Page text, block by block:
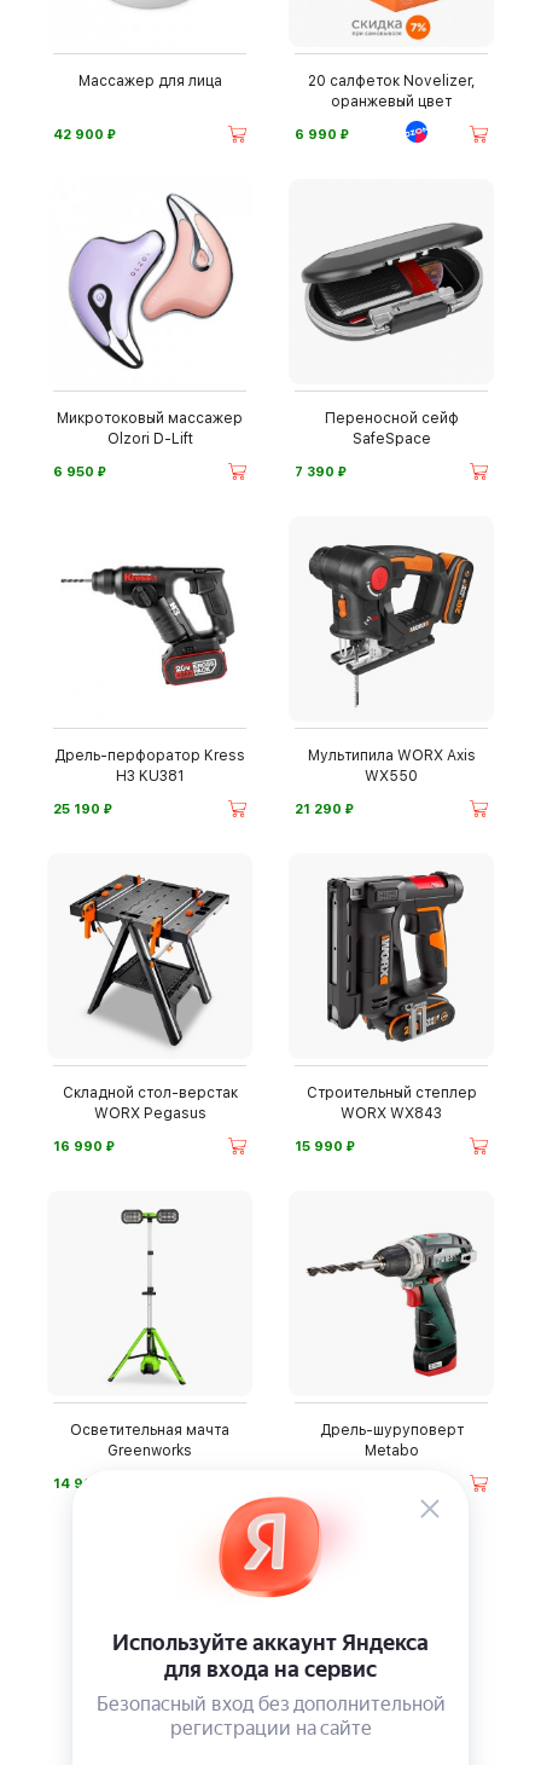
Массажер для лица
42 900 ⃏
20 салфеток Novelizer,
оранжевый цвет
6 990 ⃏
Микротоковый массажер
Olzori D-Lift
6 950 ⃏
Переносной сейф
SafeSpace
7 390 ⃏
Дрель-перфоратор Kress
H3 KU381
25 190 ⃏
Мультипила WORX Axis
WX550
21 290 ⃏
Складной стол-верстак
WORX Pegasus
16 990 ⃏
Строительный степлер
WORX WX843
15 990 ⃏
Осветительная мачта
Greenworks
14 990
Дрель-шуруповерт
Metabo